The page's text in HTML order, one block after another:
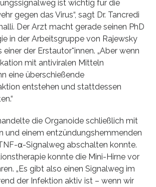
ist wichtig für die
gegen das Virus“, sagt Dr. Tancredi
Der Arzt macht gerade seinen PhD
in der Arbeitsgruppe von Rajewsky
der Erstautor*innen. „Aber wenn
mit antiviralen Mitteln
eine überschießende
entstehen und stattdessen
die Organoide schließlich mit
und einem entzündungshemmenden
α-Signalweg abschalten konnte.
konnte die Mini-Hirne vor
„Es gibt also einen Signalweg im
der Infektion aktiv ist – wenn wir